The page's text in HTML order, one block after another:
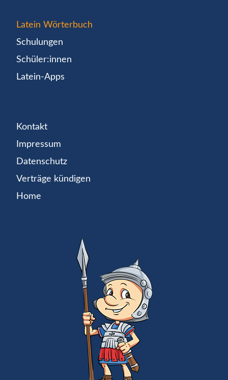
Latein Wörterbuch
Schulungen
Schüler:innen
Latein-Apps
Kontakt
Impressum
Datenschutz
Verträge kündigen
Home